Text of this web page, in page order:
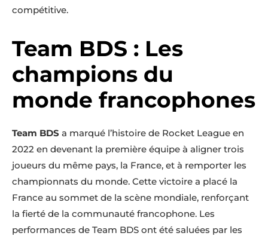
compétitive.
Team BDS : Les
champions du
monde francophones
Team BDS a marqué l’histoire de Rocket League en
2022 en devenant la première équipe à aligner trois
joueurs du même pays, la France, et à remporter les
championnats du monde. Cette victoire a placé la
France au sommet de la scène mondiale, renforçant
la fierté de la communauté francophone. Les
performances de Team BDS ont été saluées par les